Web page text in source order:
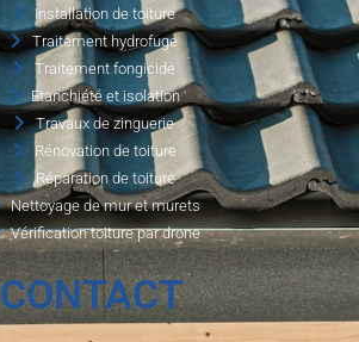
Installation de toiture
Traitement hydrofuge
Traitement fongicide
Etanchiété et isolation
Travaux de zinguerie
Rénovation de toiture
Réparation de toiture
Nettoyage de mur et murets
Vérification toiture par drone
CONTACT